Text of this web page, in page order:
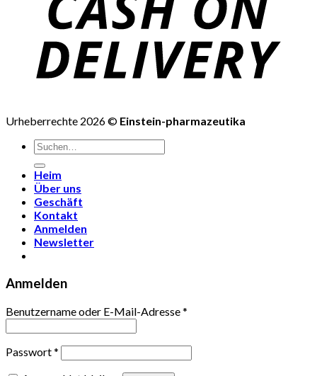
Urheberrechte 2026 © Einstein-pharmazeutika
Suchen
nach:
Heim
Über uns
Geschäft
Kontakt
Anmelden
Newsletter
Anmelden
Benutzername oder E-Mail-Adresse*
Passwort*